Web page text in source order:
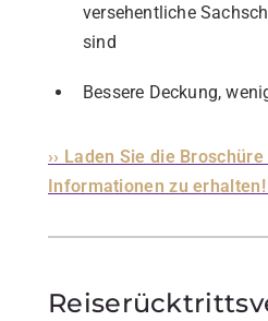
versehentliche
sind
Bessere Deckung,
›› Laden Sie die
Informationen zu